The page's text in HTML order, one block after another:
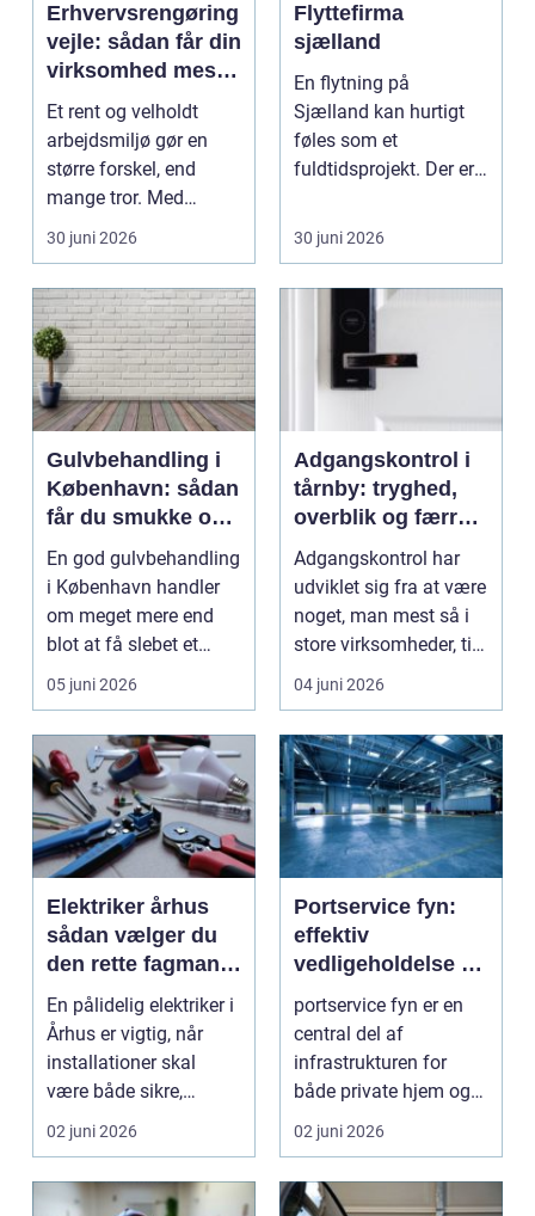
Erhvervsrengøring
vejle: sådan får din
virksomhed mest
ud af
rengøringsbudgett
et
Et rent og velholdt
arbejdsmiljø gør en
større forskel, end
mange tror. Med
professionel
erhvervsren...
30 juni 2026
Flyttefirma
sjælland
En flytning på
Sjælland kan hurtigt
føles som et
fuldtidsprojekt. Der er
adresse...
30 juni 2026
Gulvbehandling i
København: sådan
får du smukke og
holdbare trægulve
En god gulvbehandling
i København handler
om meget mere end
blot at få slebet et
tr&ael...
05 juni 2026
Adgangskontrol i
tårnby: tryghed,
overblik og færre
nøgler
Adgangskontrol har
udviklet sig fra at være
noget, man mest så i
store virksomheder, til i
dag at væ...
04 juni 2026
Elektriker århus
sådan vælger du
den rette fagmand
til opgaven
En pålidelig elektriker i
Århus er vigtig, når
installationer skal
være både sikre,
lovlige og fremt...
02 juni 2026
Portservice fyn:
effektiv
vedligeholdelse og
reparation
portservice fyn er en
central del af
infrastrukturen for
både private hjem og
virksomheder. Det
hand...
02 juni 2026